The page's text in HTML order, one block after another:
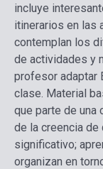
incluye
itinerarios en las
contemplan los
de actividades y
profesor adaptar
clase. Material
que parte de una
de la creencia
significativo;
organizan en